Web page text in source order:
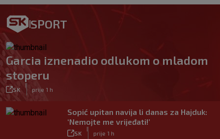
SPORT
Garcia iznenadio odlukom o mladom
stoperu
SK prije 1 h
Sopić upitan navija li danas za Hajduk:
‘Nemojte me vrijeđati!’
SK prije 1 h